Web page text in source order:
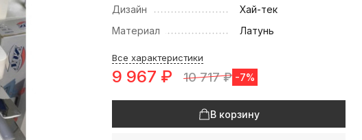
Дизайн
Хай-тек
Материал
Латунь
Все характеристики
9 967 ₽ 10 717₽ -7%
В корзину